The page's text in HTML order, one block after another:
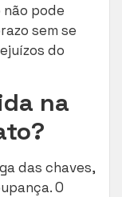
pode
sem se
do
na
das chaves,
O